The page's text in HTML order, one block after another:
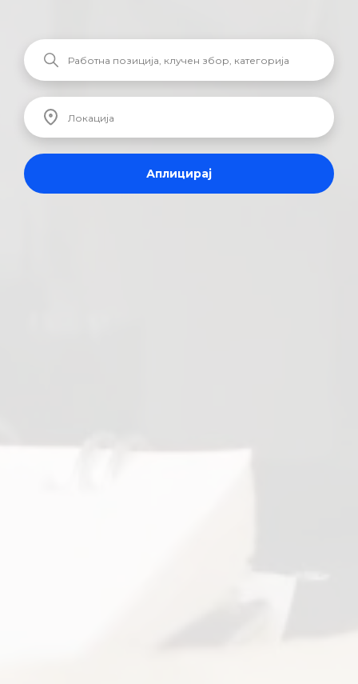
Аплицирај